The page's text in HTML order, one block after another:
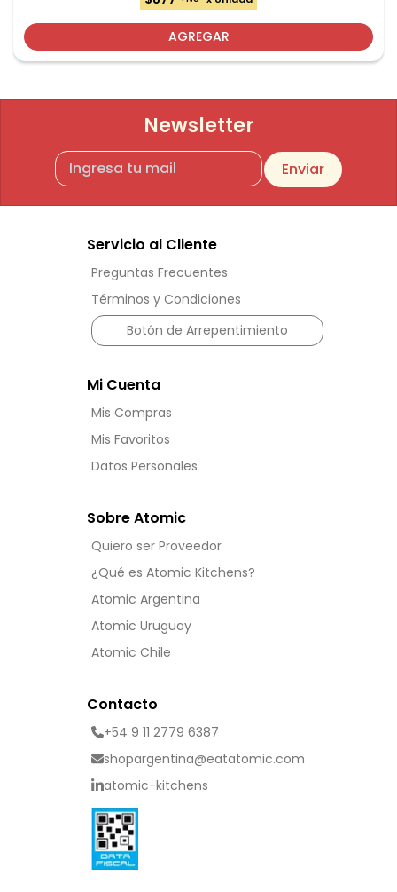
AGREGAR
Newsletter
Enviar
Servicio al Cliente
Preguntas Frecuentes
Términos y Condiciones
Botón de Arrepentimiento
Mi Cuenta
Mis Compras
Mis Favoritos
Datos Personales
Sobre Atomic
Quiero ser Proveedor
¿Qué es Atomic Kitchens?
Atomic Argentina
Atomic Uruguay
Atomic Chile
Contacto
+54 9 11 2779 6387
shopargentina@eatatomic.com
atomic-kitchens